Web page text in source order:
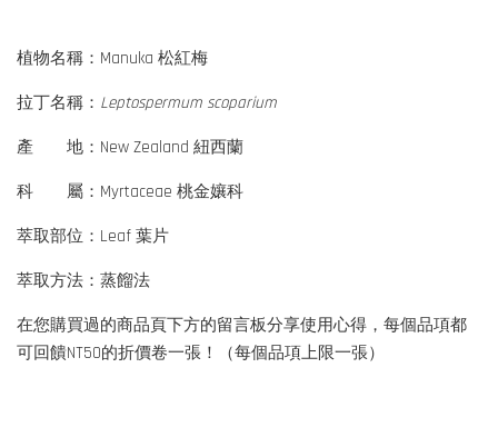
植物名稱：Manuka 松紅梅
拉丁名稱： Leptospermum scoparium
產 地：New Zealand 紐西蘭
科 屬：Myrtaceae 桃金孃科
萃取部位：Leaf 葉片
萃取方法：蒸餾法
在您購買過的商品頁下方的留言板分享使用心得，每個品項都
可回饋NT50的折價卷一張！（每個品項上限一張）